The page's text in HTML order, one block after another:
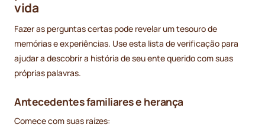
vida
Fazer as perguntas certas pode revelar um tesouro de
memórias e experiências. Use esta lista de verificação para
ajudar a descobrir a história de seu ente querido com suas
próprias palavras.
Antecedentes familiares e herança
Comece com suas raízes: